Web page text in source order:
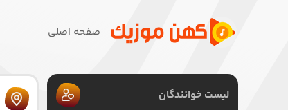
صفحه اصلی
لیست خوانندگان